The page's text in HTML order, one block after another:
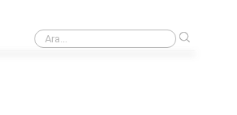
Toplumda birleştirici temel ulusal değerlere örnekler